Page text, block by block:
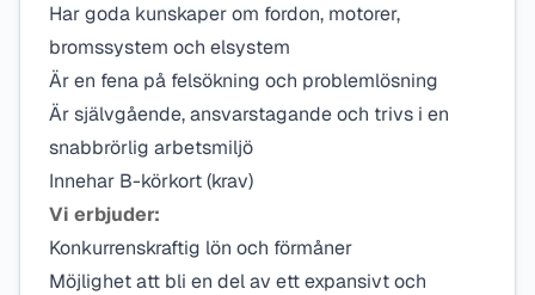
Har goda kunskaper om fordon, motorer,
bromssystem och elsystem
Är en fena på felsökning och problemlösning
Är självgående, ansvarstagande och trivs i en
snabbrörlig arbetsmiljö
Innehar B-körkort (krav)
Vi erbjuder:
Konkurrenskraftig lön och förmåner
Möjlighet att bli en del av ett expansivt och